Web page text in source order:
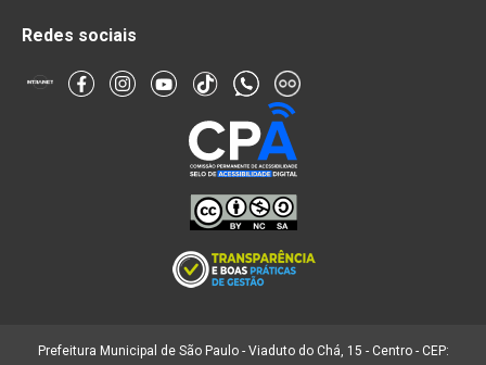
Redes sociais
Prefeitura Municipal de São Paulo - Viaduto do Chá, 15 - Centro - CEP: